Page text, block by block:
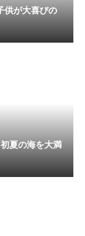
供が大喜びの
夏の海を大満